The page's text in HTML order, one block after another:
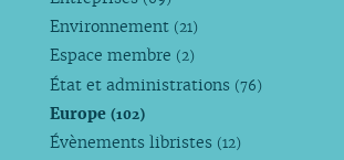
Environnement (21)
Espace membre (2)
État et administrations (76)
Europe(102)
Évènements libristes (12)